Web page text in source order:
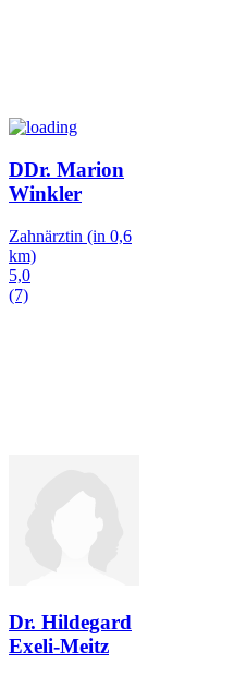
DDr. Marion
Winkler
Zahnärztin (in 0,6
km)
5,0
(7)
Dr. Hildegard
Exeli-Meitz